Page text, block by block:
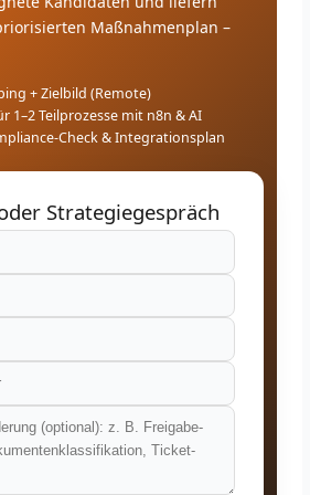
Maßnahmenplan –
+ Zielbild (Remote)
1–2 Teilprozesse mit n8n & AI
Check & Integrationsplan
Strategiegespräch